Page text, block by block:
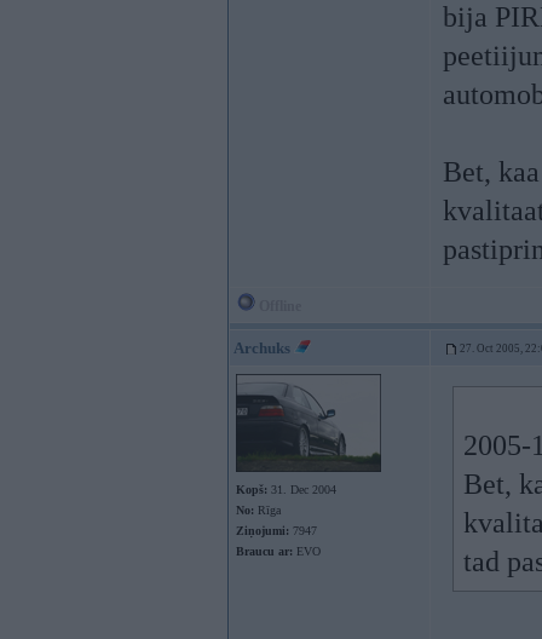
bija
Bet,
Archuks 27. Oct 2005,
Kopš: 31. Dec 2004
No: Rīga
Ziņojumi: 7947
Braucu ar: EVO
2005-
Bet,
tad